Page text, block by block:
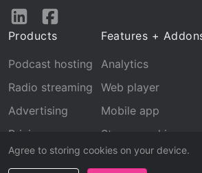
Agree to storing cookies on your device.
Follow
LinkedInFacebook
Products
Podcast hosting
Radio streaming
Advertising
Pricing
Features +
Analytics
Web player
Mobile app
Stream archive
Recognition